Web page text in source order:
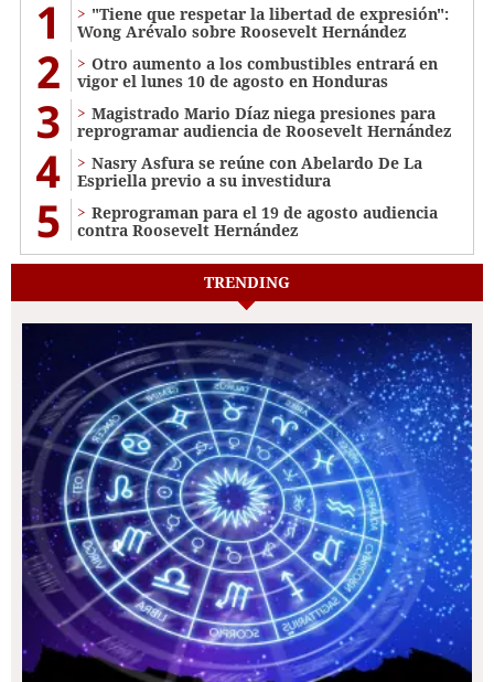
1
"Tiene que respetar la libertad de expresión":
Wong Arévalo sobre Roosevelt Hernández
2
Otro aumento a los combustibles entrará en
vigor el lunes 10 de agosto en Honduras
3
Magistrado Mario Díaz niega presiones para
reprogramar audiencia de Roosevelt Hernández
4
Nasry Asfura se reúne con Abelardo De La
Espriella previo a su investidura
5
Reprograman para el 19 de agosto audiencia
contra Roosevelt Hernández
TRENDING